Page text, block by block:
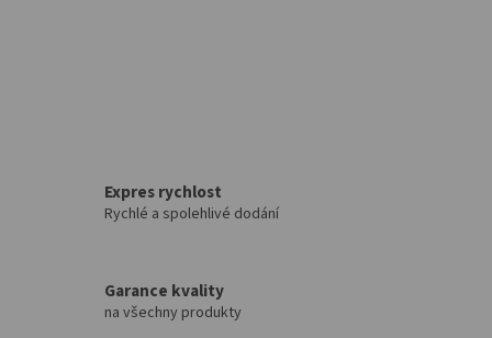
Expres rychlost
Rychlé a spolehlivé dodání
Garance kvality
na všechny produkty